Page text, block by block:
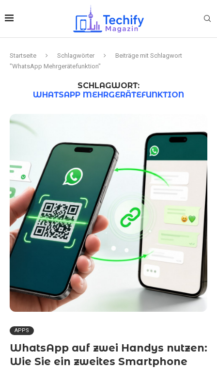
Startseite Schlagwörter
Beiträge mit Schlagwort
"WhatsApp Mehrgerätefunktion"
SCHLAGWORT:
WHATSAPP MEHRGERÄTEFUNKTION
APPS
WhatsApp auf zwei Handys nutzen:
Wie Sie ein zweites Smartphone